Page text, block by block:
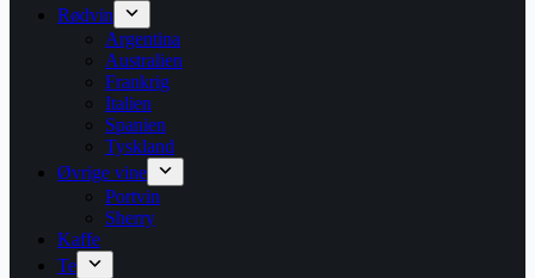
Rødvin
Argentina
Australien
Frankrig
Italien
Spanien
Tyskland
Øvrige vine
Portvin
Sherry
Kaffe
Te